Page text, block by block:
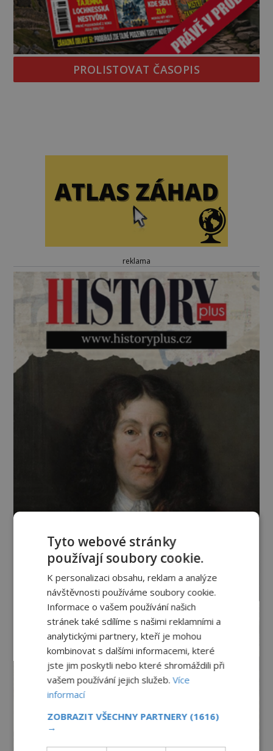
PROLISTOVAT ČASOPIS
reklama
Tyto webové stránky
používají soubory cookie.
K personalizaci obsahu, reklam a analýze
návštěvnosti používáme soubory cookie.
Informace o vašem používání našich
stránek také sdílíme s našimi reklamními a
analytickými partnery, kteří je mohou
kombinovat s dalšími informacemi, které
jste jim poskytli nebo které shromáždili při
vašem používání jejich služeb.Více
informací
ZOBRAZIT VŠECHNY PARTNERY (1616)
→